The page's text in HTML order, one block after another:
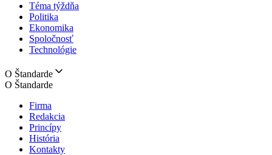
Téma týždňa
Politika
Ekonomika
Spoločnosť
Technológie
O Štandarde
O Štandarde
Firma
Redakcia
Princípy
História
Kontakty